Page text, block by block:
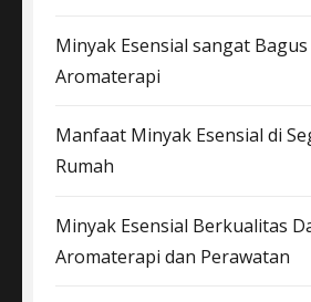
Minyak Esensial sangat
Aromaterapi
Manfaat Minyak Esensial di
Rumah
Minyak Esensial Berkualitas
Aromaterapi dan Perawatan